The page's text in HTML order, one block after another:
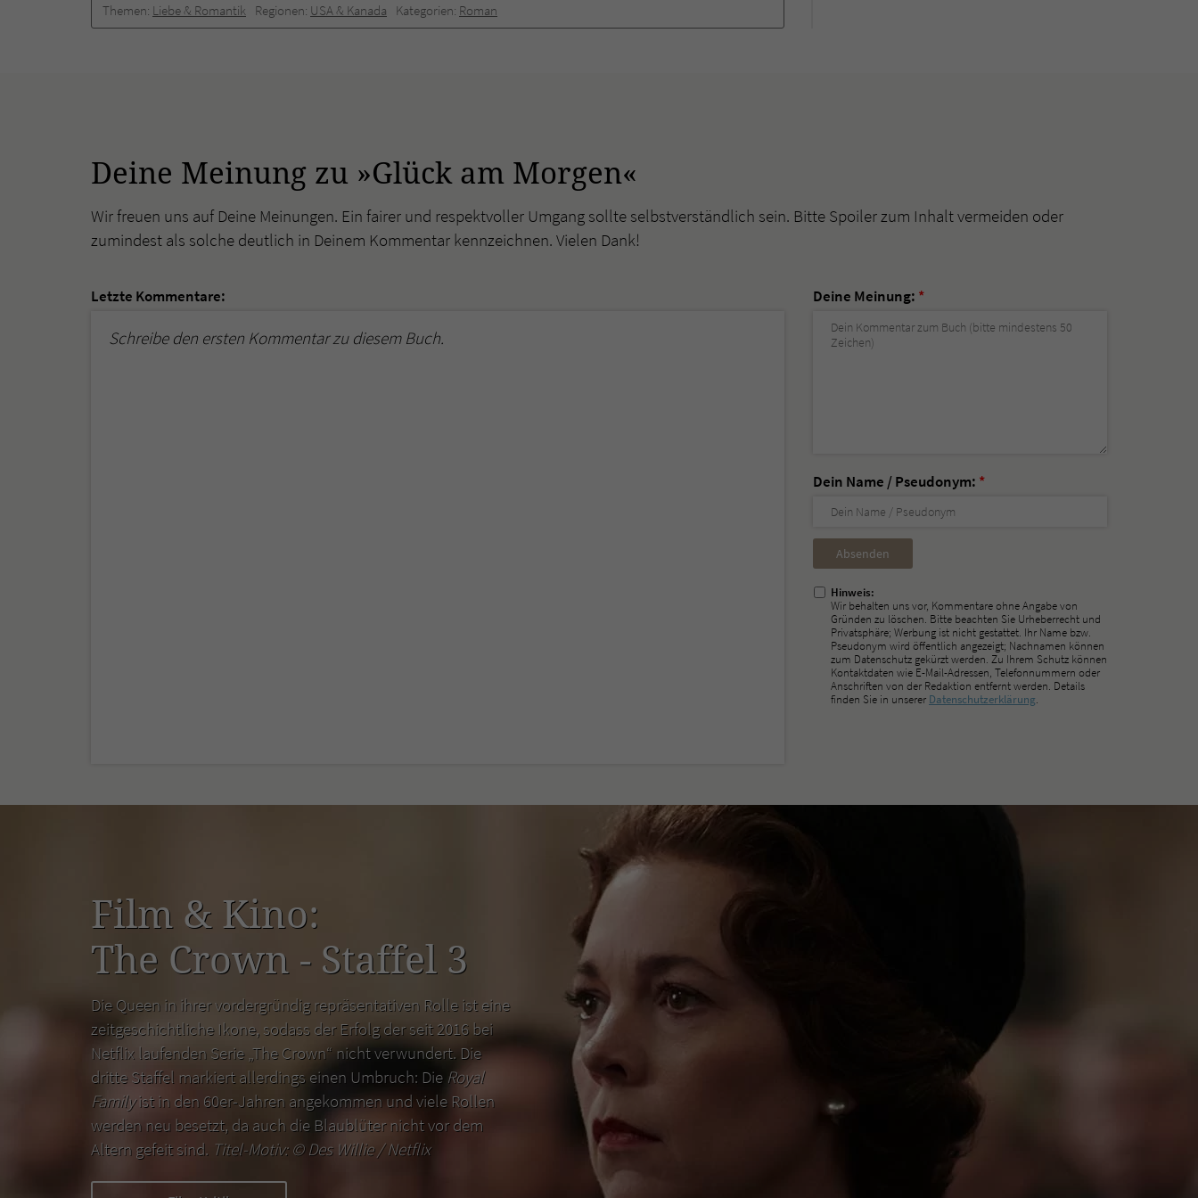
Themen: Liebe & Romantik Regionen: USA & Kanada Kategorien: Roman
Deine Meinung zu »Glück am Morgen«
Wir freuen uns auf Deine Meinungen. Ein fairer und respektvoller Umgang sollte selbstverständlich sein. Bitte Spoiler zum Inhalt vermeiden oder
zumindest als solche deutlich in Deinem Kommentar kennzeichnen. Vielen Dank!
Letzte Kommentare:
Schreibe den ersten Kommentar zu diesem Buch.
Deine Meinung: *
Dein Name / Pseudonym: *
Nicht
ausfüllen!
Hinweis:
Wir behalten uns vor, Kommentare ohne Angabe von
Gründen zu löschen. Bitte beachten Sie Urheberrecht und
Privatsphäre; Werbung ist nicht gestattet. Ihr Name bzw.
Pseudonym wird öffentlich angezeigt; Nachnamen können
zum Datenschutz gekürzt werden. Zu Ihrem Schutz können
Kontaktdaten wie E-Mail-Adressen, Telefonnummern oder
Anschriften von der Redaktion entfernt werden. Details
finden Sie in unserer Datenschutzerklärung.
Film & Kino:
The Crown - Staffel 3
Die Queen in ihrer vordergründig repräsentativen Rolle ist eine
zeitgeschichtliche Ikone, sodass der Erfolg der seit 2016 bei
Netflix laufenden Serie „The Crown“ nicht verwundert. Die
dritte Staffel markiert allerdings einen Umbruch: Die Royal
Familyist in den 60er-Jahren angekommen und viele Rollen
werden neu besetzt, da auch die Blaublüter nicht vor dem
Altern gefeit sind. Titel-Motiv: ©Des Willie / Netflix